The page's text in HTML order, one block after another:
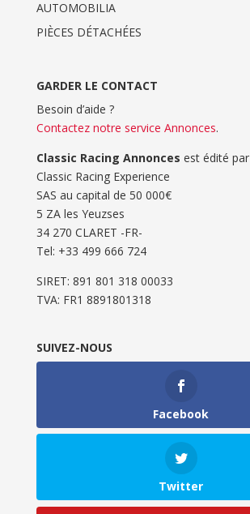
AUTOMOBILIA
PIÈCES DÉTACHÉES
GARDER LE CONTACT
Besoin d’aide ?
Contactez notre service Annonces.
Classic Racing Annonces est édité par
Classic Racing Experience
SAS au capital de 50 000€
5 ZA les Yeuzses
34 270 CLARET -FR-
Tel: ‭+33 499 666 724‬
SIRET: 891 801 318 00033
TVA: FR1 8891801318
SUIVEZ-NOUS
Facebook
Twitter